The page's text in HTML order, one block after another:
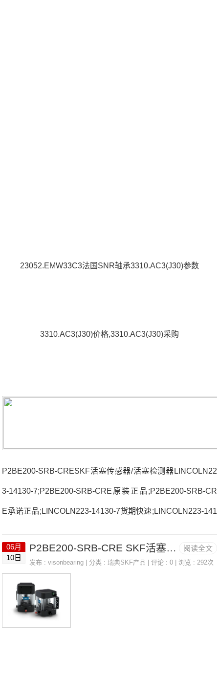
23052.EMW33C3法国SNR轴承3310.AC3(J30)参数
3310.AC3(J30)价格,3310.AC3(J30)采购
P2BE200-SRB-CRESKF活塞传感器/活塞检测器LINCOLN22
3-14130-7;P2BE200-SRB-CRE原装正品;P2BE200-SRB-CR
E承诺正品;LINCOLN223-14130-7货期快速;LINCOLN223-141
厂家NK14/16RUC30514G2法国SNR轴承3310.AC3(J30)价格
数3310.AC3(J30)价格,3310.AC3(J30)采购 热销型号推荐：33
10.AC3(J30)，CB224M80H RK6
阅读全文
06月
10日
P2BE200-SRB-CRE SKF活塞传感器/活塞检测器 LINCOLN 223-14130-7
发布 :visonbearing | 分类 :瑞典SKF产品 | 评论 : 0 | 浏览 : 292次